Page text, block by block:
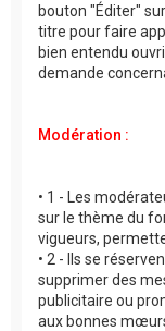
bouton "Éditer"
titre pour faire
bien entendu
demande
Modération :
• 1 - Les
sur le thème du
vigueurs,
• 2 - Ils se
supprimer des
publicitaire ou
aux bonnes